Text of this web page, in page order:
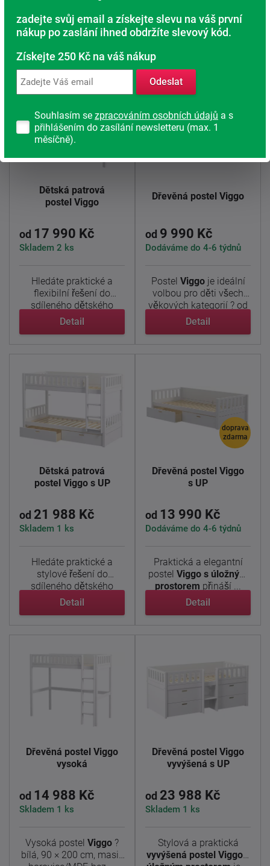
vzhled, který roste spolu s vaším dítětem.
Viggo ? stylové, bezpečné a hravé spaní pro vaše děti.
Prvky systému Viggo vyvýšená
Dětská patrová
postel Viggo
od 17 990 Kč
Skladem 2 ks
Hledáte praktické a
flexibilní řešení do
sdíleného dětského
pokoje? ...
Detail
Dřevěná postel Viggo
od 9 990 Kč
Dodáváme do 4-6 týdnů
Postel Viggoje ideální
volbou pro děti všech
věkových kategorií ? od
...
Detail
Dětská patrová
postel Viggo s UP
od 21 988 Kč
Skladem 1 ks
Hledáte praktické a
stylové řešení do
sdíleného dětského
pokoje? ...
Detail
doprava
zdarma
Dřevěná postel Viggo
s UP
od 13 990 Kč
Dodáváme do 4-6 týdnů
Praktická a elegantní
postel Viggo s úložným
prostorem přináší ...
Detail
Dřevěná postel Viggo
vysoká
od 14 988 Kč
Skladem 1 ks
Vysoká postel Viggo ?
bílá, 90 × 200 cm, masiv
Dřevěná postel Viggo
vyvýšená s UP
od 23 988 Kč
Skladem 1 ks
Stylová a praktická
vyvýšená postel Viggo s
zadejte svůj email a získejte slevu na váš první
nákup po zaslání ihned obdržíte slevový kód.
Získejte 250 Kč na váš nákup
Odeslat
Souhlasím se zpracováním osobních údajů a s
přihlášením do zasílání newsletteru (max. 1
měsíčně).